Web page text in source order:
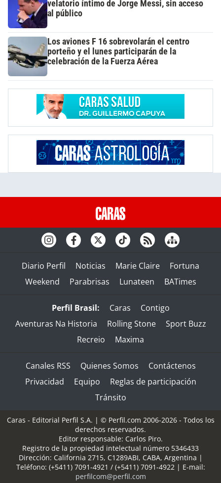
velatorio íntimo de Jorge Messi, sin acceso
al público
Los aviones F 16 sobrevolarán el centro
porteño y el lunes participarán de la
celebración de la Fuerza Aérea
Diario Perfil Noticias Marie Claire
Fortuna
Weekend
Parabrisas Lunateen BATimes
Perfil Brasil: Caras
Contigo
Aventuras Na Historia
Rolling Stone
Sport Buzz
Recreio
Maxima
Canales RSS Quienes Somos
Contáctenos
Privacidad
Equipo
Reglas de participación
Tránsito
Caras - Editorial Perfil S.A. | © Perfil.com 2006-2026 - Todos los
derechos reservados.
Editor responsable: Carlos Piro.
Registro de la propiedad intelectual número 5346433
Dirección: California 2715, C1289ABI, CABA, Argentina |
Teléfono: (+5411) 7091-4921 / (+5411) 7091-4922| E-mail:
perfilcom@perfil.com